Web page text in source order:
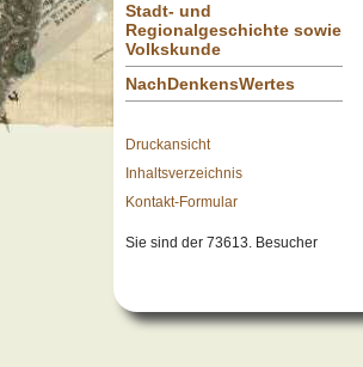
Stadt- und
Regionalgeschichte sowie
Volkskunde
NachDenkensWertes
Druckansicht
Inhaltsverzeichnis
Kontakt-Formular
Sie sind der 73613. Besucher